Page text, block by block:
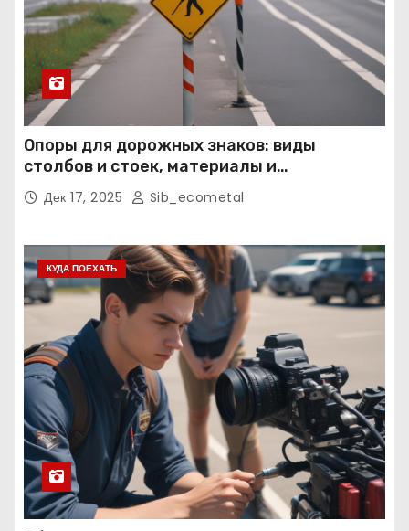
Опоры для дорожных знаков: виды
столбов и стоек, материалы и
нормативные требования
Дек 17, 2025 Sib_ecometal
КУДА ПОЕХАТЬ